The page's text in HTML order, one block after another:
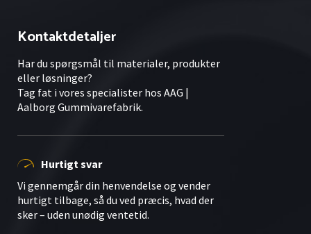
Kontaktdetaljer
Har du spørgsmål til materialer, produkter
eller løsninger?
Tag fat i vores specialister hos AAG |
Aalborg Gummivarefabrik.
Hurtigt svar
Vi gennemgår din henvendelse og vender
hurtigt tilbage, så du ved præcis, hvad der
sker – uden unødig ventetid.